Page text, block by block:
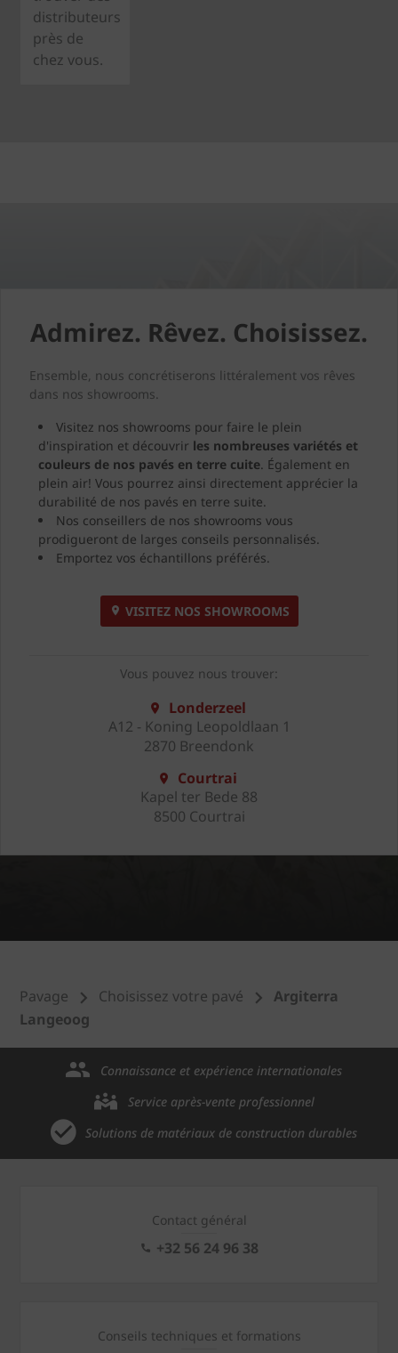
distributeurs
près de
chez vous.
Admirez. Rêvez. Choisissez.
Ensemble, nous concrétiserons littéralement vos rêves
dans nos showrooms.
Visitez nos showrooms pour faire le plein
d'inspiration et découvrir les nombreuses variétés et
couleurs de nos pavés en terre cuite. Également en
plein air! Vous pourrez ainsi directement apprécier la
durabilité de nos pavés en terre suite.
Nos conseillers de nos showrooms vous
prodigueront de larges conseils personnalisés.
Emportez vos échantillons préférés.
VISITEZ NOS SHOWROOMS
Vous pouvez nous trouver:
Londerzeel
A12 - Koning Leopoldlaan 1
2870 Breendonk
Courtrai
Kapel ter Bede 88
8500 Courtrai
Pavage Choisissez votre pavé
Argiterra
Langeoog
Connaissance et expérience internationales
Service après-vente professionnel
Solutions de matériaux de construction durables
Contact général
+32 56 24 96 38
Conseils techniques et formations